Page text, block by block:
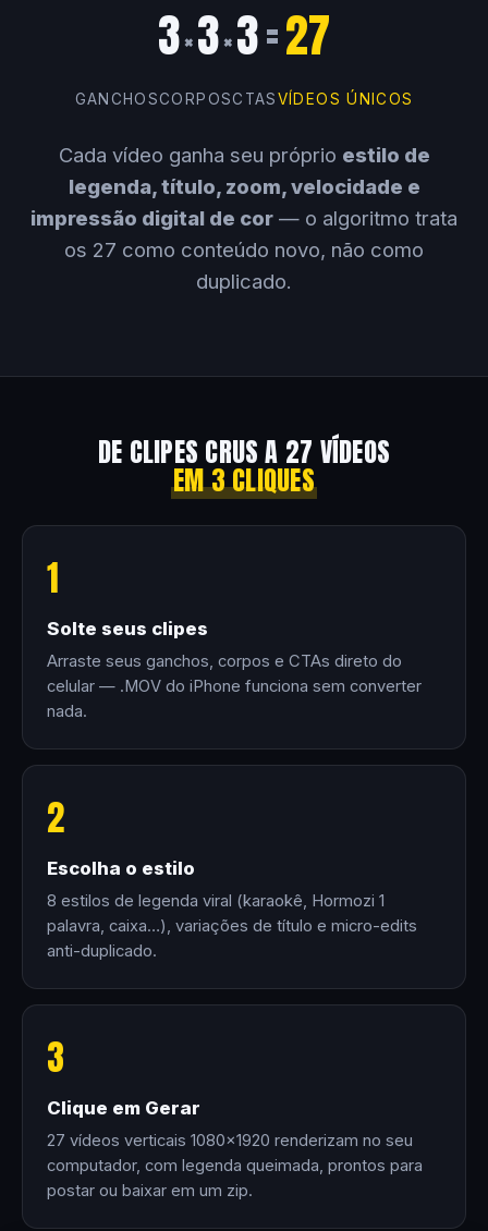
3×3×3=27
GANCHOSCORPOSCTASVÍDEOS ÚNICOS
Cada vídeo ganha seu próprio estilo de
legenda, título, zoom, velocidade e
impressão digital de cor — o algoritmo trata
os 27 como conteúdo novo, não como
duplicado.
DE CLIPES CRUS A 27 VÍDEOS
EM 3 CLIQUES
1
Solte seus clipes
Arraste seus ganchos, corpos e CTAs direto do
celular — .MOV do iPhone funciona sem converter
nada.
2
Escolha o estilo
8 estilos de legenda viral (karaokê, Hormozi 1
palavra, caixa…), variações de título e micro-edits
anti-duplicado.
3
Clique em Gerar
27 vídeos verticais 1080×1920 renderizam no seu
computador, com legenda queimada, prontos para
postar ou baixar em um zip.